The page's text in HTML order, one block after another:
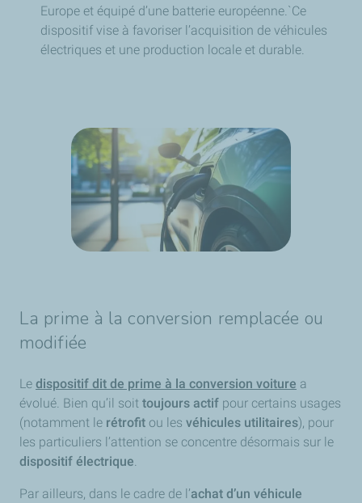
Europe et équipé d’une batterie européenne.`Ce
dispositif vise à favoriser l’acquisition de véhicules
électriques et une production locale et durable.
La prime à la conversion remplacée ou
modifiée
Le dispositif dit de prime à la conversion voiture a
évolué. Bien qu’il soit toujours actif pour certains usages
(notamment le rétrofit ou les véhicules utilitaires), pour
les particuliers l’attention se concentre désormais sur le
dispositif électrique.
Par ailleurs, dans le cadre de l’achat d’un véhicule